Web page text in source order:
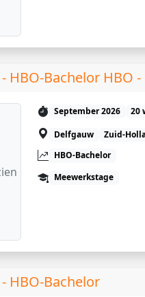
HBO-Bachelor HBO -
September 2026 20
Delfgauw
Zuid-
HBO-Bachelor
Meewerkstage
HBO-Bachelor